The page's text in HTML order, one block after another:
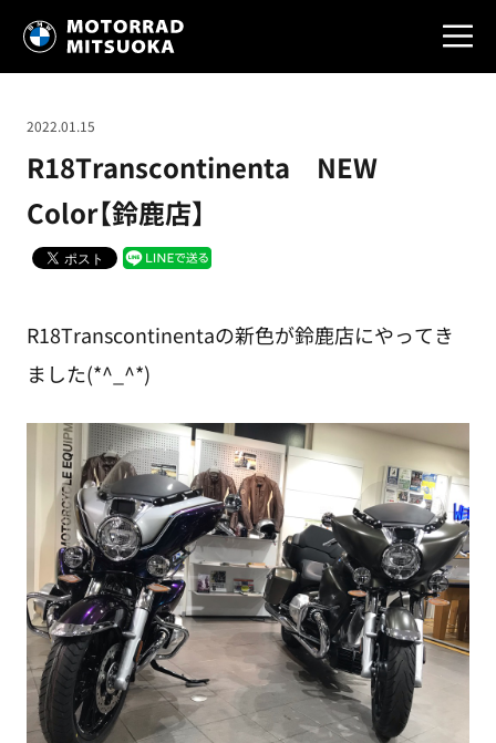
R18Transcontinenta NEW
Color【鈴鹿店】
2022.01.15
R18Transcontinentaの新色が鈴鹿店にやってき
ました(*^_^*)